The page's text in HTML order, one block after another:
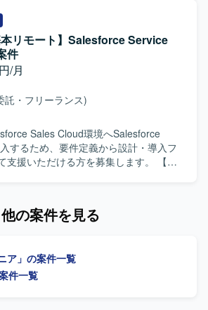
貫して関わることができます。技術支
ー育成やスキルトランスファーを通じ
アップに貢献できる点も魅力です。
CloudおよびExperience Cloudを中心
において、権限管理やセキュリティ設
業務を行います。
ます。 【求める人物像】 自
ーションを図りながら要件調整ができ
。想定される作業を一人称で遂行で
いても積極的に学びキャッチアップい
ションです。 【ポジションの
のSalesforce案件に携わることで、
をはじめとした金融領域特有の知見
す。要件調整からリリースまで幅広い
め、上流工程スキルや折衝力の向上も
開発環境となります。
本リモート】Salesforce Service
件
円/月
託・フリーランス)
Sales Cloud環境へSalesforce
するため、要件定義から設計・導入フ
援いただける方を募集します。 【作
、UAT支援を行っていただきます。
名規模を想定したSalesforce Service
、要件定義から本番導入まで一貫して携
他の案件を見る
ア」の案件一覧
件一覧